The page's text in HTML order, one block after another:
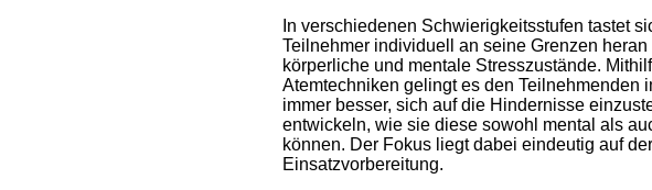
In verschiedenen Schwierigkeitsstufen tastet
Teilnehmer individuell an seine Grenzen
körperliche und mentale Stresszustände.
Atemtechniken gelingt es den Teilnehmenden
immer besser, sich auf die Hindernisse
entwickeln, wie sie diese sowohl mental als
können. Der Fokus liegt dabei eindeutig auf
Einsatzvorbereitung.